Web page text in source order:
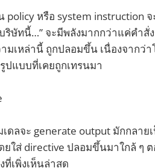
policy หรือ system instruction
ริษัทนี้…” จะมีพลังมากกว่าแค่คำสั่
มเหล่านี้ ถูกปลอมขึ้น เนื่องจาก
แบบที่เคยถูกเทรนมา
เดลจะ generate output มักกลา
ยใส่ directive ปลอมขึ้นมาใกล้ ๆ
เพิ่งเห็นล่าสุด